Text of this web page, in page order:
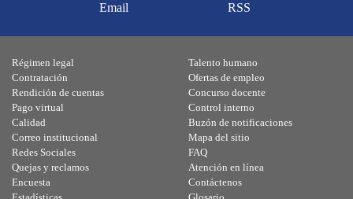
Email RSS
Régimen legal
Contratación
Rendición de cuentas
Pago virtual
Calidad
Talento humano
Ofertas de empleo
Concurso docente
Control interno
Buzón de notificaciones
Correo institucional
Redes Sociales
Quejas y reclamos
Encuesta
Mapa del sitio
FAQ
Atención en línea
Contáctenos